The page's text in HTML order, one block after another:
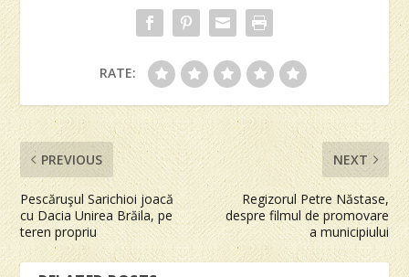
RATE:
PREVIOUS
Pescăruşul Sarichioi joacă
cu Dacia Unirea Brăila, pe
teren propriu
NEXT
Regizorul Petre Năstase,
despre filmul de promovare
a municipiului